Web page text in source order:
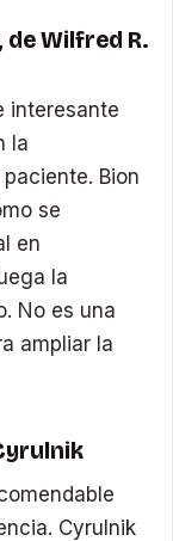
Wilfred R.
interesante
la
Bion
se
en
la
No es una
ampliar la
Cyrulnik